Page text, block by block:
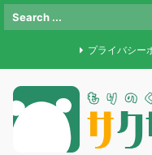
プライバシー